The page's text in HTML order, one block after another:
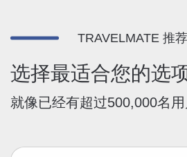
TRAVELMATE 推荐
选择最适合您的选
就像已经有超过500,000名